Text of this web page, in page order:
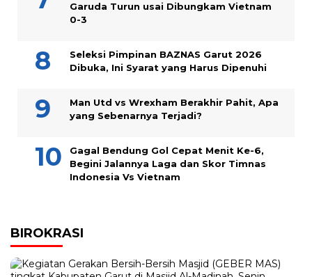
Garuda Turun usai Dibungkam Vietnam
0-3
Seleksi Pimpinan BAZNAS Garut 2026
Dibuka, Ini Syarat yang Harus Dipenuhi
Man Utd vs Wrexham Berakhir Pahit, Apa
yang Sebenarnya Terjadi?
Gagal Bendung Gol Cepat Menit Ke-6,
Begini Jalannya Laga dan Skor Timnas
Indonesia Vs Vietnam
BIROKRASI